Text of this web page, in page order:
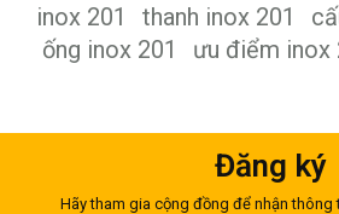
inox 201
thanh inox 201
ống inox 201
ưu điểm inox
Đăng ký
Hãy tham gia cộng đồng để nhận thông